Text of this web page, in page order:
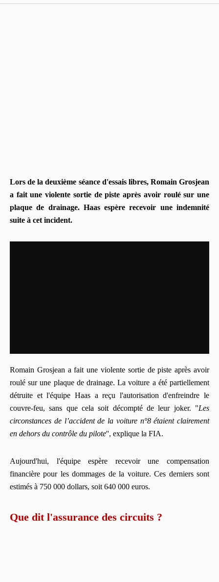
Lors de la deuxième séance d'essais libres, Romain Grosjean
a fait une violente sortie de piste après avoir roulé sur une
plaque de drainage. Haas espère recevoir une indemnité
suite à cet incident.
Romain Grosjean a fait une violente sortie de piste après avoir
roulé sur une plaque de drainage. La voiture a été partiellement
détruite et l'équipe Haas a reçu l'autorisation d'enfreindre le
couvre-feu, sans que cela soit décompté de leur joker. "Les
circonstances de l’accident de la voiture n°8 étaient clairement
en dehors du contrôle du pilote'', explique la FIA.
Aujourd'hui, l'équipe espère recevoir une compensation
financière pour les dommages de la voiture. Ces derniers sont
estimés à 750 000 dollars, soit 640 000 euros.
Que dit l'assurance des circuits ?